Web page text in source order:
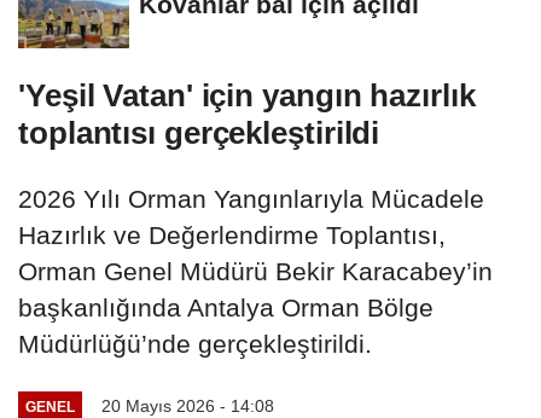
'Yeşil Vatan' için yangın hazırlık
toplantısı gerçekleştirildi
2026 Yılı Orman Yangınlarıyla Mücadele
Hazırlık ve Değerlendirme Toplantısı,
Orman Genel Müdürü Bekir Karacabey’in
başkanlığında Antalya Orman Bölge
Müdürlüğü’nde gerçekleştirildi.
GENEL 20 Mayıs 2026 - 14:08